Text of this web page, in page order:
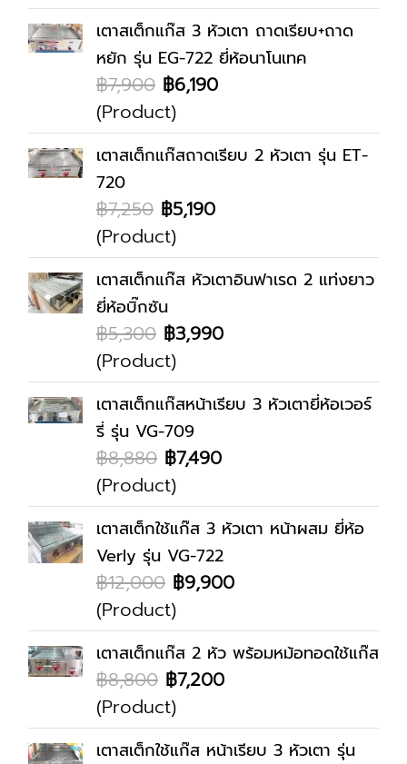
เตาสเต็กแก๊ส 3 หัวเตา ถาดเรียบ+ถาด
หยัก รุ่น EG-722 ยี่ห้อนาโนเทค
฿7,900 ฿6,190
(Product)
เตาสเต็กแก๊สถาดเรียบ 2 หัวเตา รุ่น ET-
720
฿7,250 ฿5,190
(Product)
เตาสเต็กแก๊ส หัวเตาอินฟาเรด 2 แท่งยาว
ยี่ห้อบิ๊กซัน
฿5,300 ฿3,990
(Product)
เตาสเต็กแก๊สหน้าเรียบ 3 หัวเตายี่ห้อเวอร์
รี่ รุ่น VG-709
฿8,880 ฿7,490
(Product)
เตาสเต็กใช้แก๊ส 3 หัวเตา หน้าผสม ยี่ห้อ
Verly รุ่น VG-722
฿12,000 ฿9,900
(Product)
เตาสเต็กแก๊ส 2 หัว พร้อมหม้อทอดใช้แก๊ส
฿8,800 ฿7,200
(Product)
เตาสเต็กใช้แก๊ส หน้าเรียบ 3 หัวเตา รุ่น